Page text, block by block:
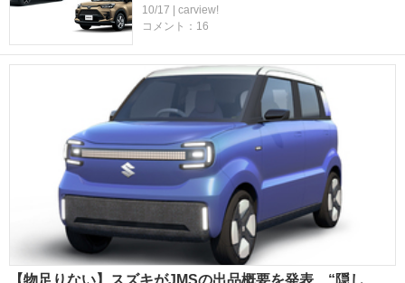
10/17 | carview!
コメント：16
【物足りない】スズキがJMSの出品概要を発表…“隠し